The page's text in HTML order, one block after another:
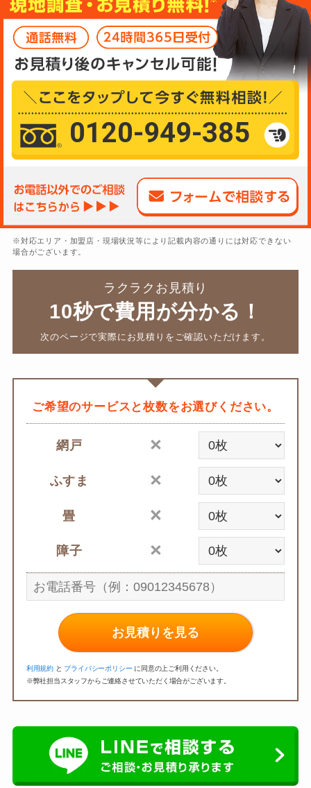
0120-949-385
※対応エリア・加盟店・現場状況等により記載内容の通りには対応できない
場合がございます。
ラクラクお見積り
10秒で費用が分かる！
次のページで実際にお見積りをご確認いただけます。
ご希望のサービスと枚数をお選びください。
網戸
ふすま
畳
障子
お見積りを見る
利用規約 と プライバシーポリシー に同意の上ご利用ください。
※弊社担当スタッフからご連絡させていただく場合がございます。